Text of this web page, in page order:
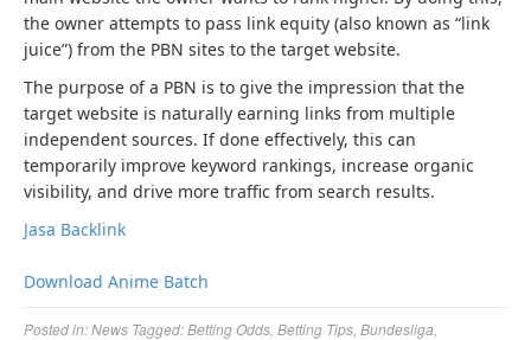
the owner attempts to pass link equity (also known as “link
juice”) from the PBN sites to the target website.
The purpose of a PBN is to give the impression that the
target website is naturally earning links from multiple
independent sources. If done effectively, this can
temporarily improve keyword rankings, increase organic
visibility, and drive more traffic from search results.
Jasa Backlink
Download Anime Batch
Posted in:News Tagged:Betting Odds Betting Tips Bundesliga